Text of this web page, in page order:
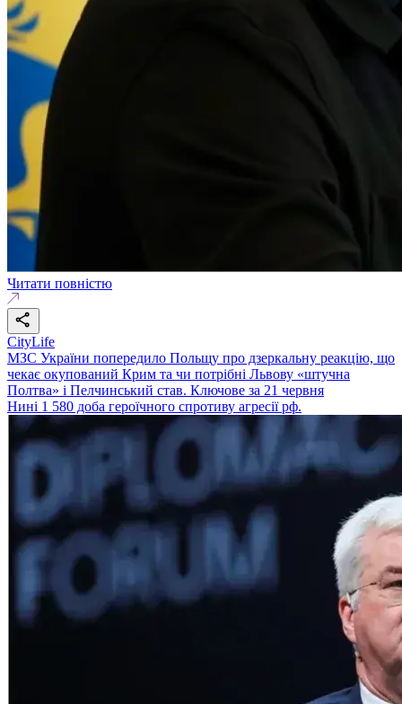
Читати повністю
CityLife
МЗС України попередило Польщу про дзеркальну реакцію, що
чекає окупований Крим та чи потрібні Львову «штучна
Полтва» і Пелчинський став. Ключове за 21 червня
Нині 1 580 доба героїчного спротиву агресії рф.